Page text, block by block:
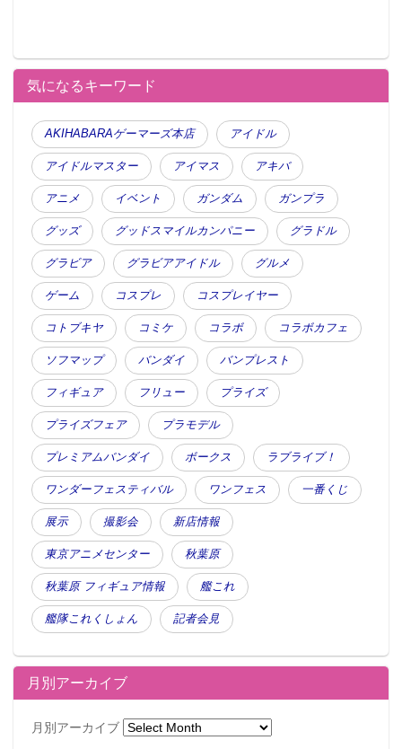
気になるキーワード
AKIHABARAゲーマーズ本店 アイドル
アイドルマスター アイマス アキバ
アニメ イベント ガンダム ガンプラ
グッズ グッドスマイルカンパニー グラドル
グラビア グラビアアイドル グルメ
ゲーム コスプレ コスプレイヤー
コトブキヤ コミケ コラボ コラボカフェ
ソフマップ バンダイ バンプレスト
フィギュア フリュー プライズ
プライズフェア プラモデル
プレミアムバンダイ ボークス ラブライブ！
ワンダーフェスティバル ワンフェス 一番くじ
展示 撮影会 新店情報
東京アニメセンター 秋葉原
秋葉原 フィギュア情報 艦これ
艦隊これくしょん 記者会見
月別アーカイブ
月別アーカイブ